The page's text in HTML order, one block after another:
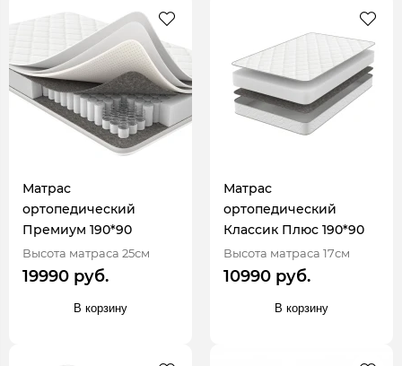
Матрас
ортопедический
Премиум 190*90
Высота матраса 25см
19990 руб.
В корзину
Матрас
ортопедический
Классик Плюс 190*90
Высота матраса 17см
10990 руб.
В корзину